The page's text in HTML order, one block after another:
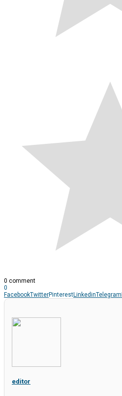
0 comment
0
FacebookTwitterPinterestLinkedinTelegram
editor